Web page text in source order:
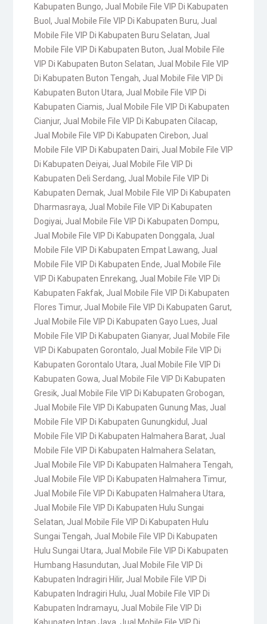
Kabupaten Bungo, Jual Mobile File VIP Di Kabupaten
Buol , Jual Mobile File VIP Di Kabupaten Buru, Jual
Mobile File VIP Di Kabupaten Buru Selatan, Jual
Mobile File VIP Di Kabupaten Buton, Jual Mobile File
VIP Di Kabupaten Buton Selatan, Jual Mobile File VIP
Di Kabupaten Buton Tengah, Jual Mobile File VIP Di
Kabupaten Buton Utara, Jual Mobile File VIP Di
Kabupaten Ciamis, Jual Mobile File VIP Di Kabupaten
Cianjur, Jual Mobile File VIP Di Kabupaten Cilacap,
Jual Mobile File VIP Di Kabupaten Cirebon, Jual
Mobile File VIP Di Kabupaten Dairi, Jual Mobile File VIP
Di Kabupaten Deiyai, Jual Mobile File VIP Di
Kabupaten Deli Serdang, Jual Mobile File VIP Di
Kabupaten Demak, Jual Mobile File VIP Di Kabupaten
Dharmasraya, Jual Mobile File VIP Di Kabupaten
Dogiyai, Jual Mobile File VIP Di Kabupaten Dompu,
Jual Mobile File VIP Di Kabupaten Donggala, Jual
Mobile File VIP Di Kabupaten Empat Lawang, Jual
Mobile File VIP Di Kabupaten Ende, Jual Mobile File
VIP Di Kabupaten Enrekang, Jual Mobile File VIP Di
Kabupaten Fakfak, Jual Mobile File VIP Di Kabupaten
Flores Timur, Jual Mobile File VIP Di Kabupaten Garut,
Jual Mobile File VIP Di Kabupaten Gayo Lues, Jual
Mobile File VIP Di Kabupaten Gianyar, Jual Mobile File
VIP Di Kabupaten Gorontalo, Jual Mobile File VIP Di
Kabupaten Gorontalo Utara, Jual Mobile File VIP Di
Kabupaten Gowa, Jual Mobile File VIP Di Kabupaten
Gresik, Jual Mobile File VIP Di Kabupaten Grobogan,
Jual Mobile File VIP Di Kabupaten Gunung Mas, Jual
Mobile File VIP Di Kabupaten Gunungkidul , Jual
Mobile File VIP Di Kabupaten Halmahera Barat, Jual
Mobile File VIP Di Kabupaten Halmahera Selatan,
Jual Mobile File VIP Di Kabupaten Halmahera Tengah,
Jual Mobile File VIP Di Kabupaten Halmahera Timur,
Jual Mobile File VIP Di Kabupaten Halmahera Utara,
Jual Mobile File VIP Di Kabupaten Hulu Sungai
Selatan, Jual Mobile File VIP Di Kabupaten Hulu
Sungai Tengah, Jual Mobile File VIP Di Kabupaten
Hulu Sungai Utara, Jual Mobile File VIP Di Kabupaten
Humbang Hasundutan, Jual Mobile File VIP Di
Kabupaten Indragiri Hilir, Jual Mobile File VIP Di
Kabupaten Indragiri Hulu, Jual Mobile File VIP Di
Kabupaten Indramayu, Jual Mobile File VIP Di